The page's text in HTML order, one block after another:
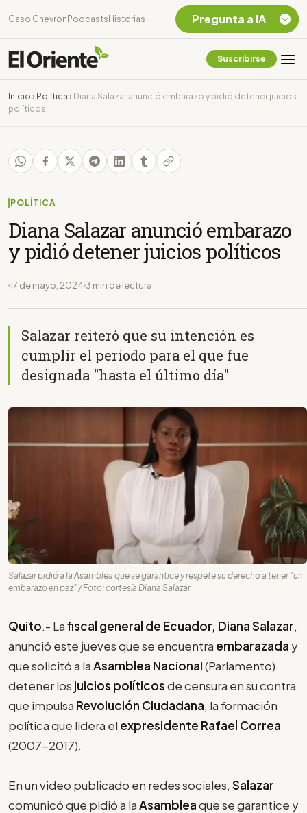
Caso Chevron Podcasts Historias
Suscribirse
Inicio › Política › Diana Salazar anunció embarazo y pidió detener juicios
políticos
POLÍTICA
Diana Salazar anunció embarazo
y pidió detener juicios políticos
17 de mayo, 2024 3 min de lectura
Salazar reiteró que su intención es
cumplir el periodo para el que fue
designada "hasta el último día"
Salazar pidió a la Asamblea que se garantice y respete su derecho a tener "un
embarazo en paz" / Foto: cortesía Diana Salazar
Quito.- Lafiscal general de Ecuador, Diana Salazar,
anunció este jueves que se encuentra embarazada y
que solicitó a laAsamblea Nacional (Parlamento)
detener los juicios políticosde censura en su contra
que impulsa Revolución Ciudadana, la formación
política que lidera el expresidente Rafael Correa
(2007-2017).
En un video publicado en redes sociales, Salazar
comunicó que pidió a laAsambleaque se garantice y
Pregunta a IA
Chevron Ecuador